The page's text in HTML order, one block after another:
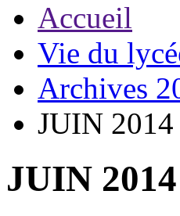
Accueil
Vie du
Archives
JUIN 2014
JUIN 2014